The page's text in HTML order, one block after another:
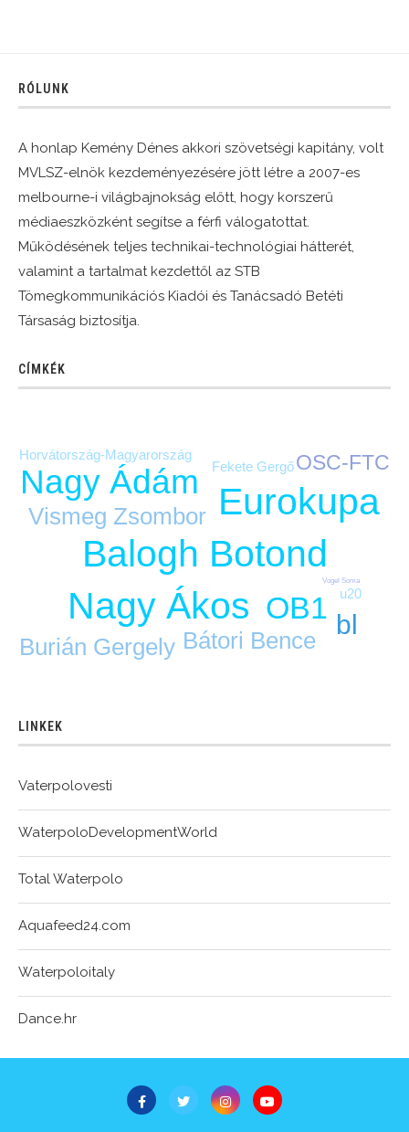
RÓLUNK
A honlap Kemény Dénes akkori szövetségi kapitány, volt
MVLSZ-elnök kezdeményezésére jött létre a 2007-es
melbourne-i világbajnokság előtt, hogy korszerű
médiaeszközként segítse a férfi válogatottat.
Működésének teljes technikai-technológiai hátterét,
valamint a tartalmat kezdettől az STB
Tömegkommunikációs Kiadói és Tanácsadó Betéti
Társaság biztosítja.
CÍMKÉK
Balogh Botond
Eurokupa
Nagy Ákos
Nagy Ádám
OB1 bl
Burián Gergely Bátori Bence
Vismeg Zsombor
OSC-FTC
Fekete Gergő
Horvátország-Magyarország
u20
Vogel Soma
LINKEK
Vaterpolovesti
WaterpoloDevelopmentWorld
Total Waterpolo
Aquafeed24.com
Waterpoloitaly
Dance.hr